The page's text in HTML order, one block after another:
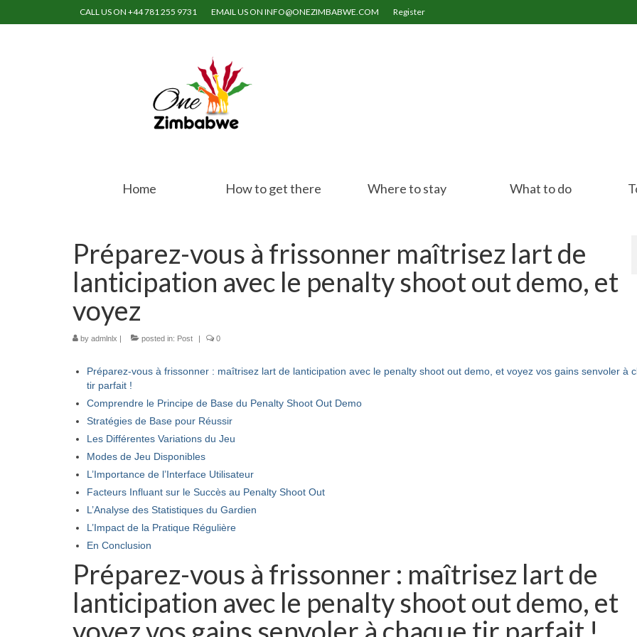
CALL US ON +44 781 255 9731 EMAIL US ON INFO@ONEZIMBABWE.COM Register
Home How to get there Where to stay What to do
Préparez-vous à frissonner maîtrisez lart de
lanticipation avec le penalty shoot out demo, et
voyez
by admlnlx | posted in: Post | 0
Préparez-vous à frissonner : maîtrisez lart de lanticipation avec le penalty shoot out demo, et voyez vos gains senvoler à
tir parfait !
Comprendre le Principe de Base du Penalty Shoot Out Demo
Stratégies de Base pour Réussir
Les Différentes Variations du Jeu
Modes de Jeu Disponibles
L’Importance de l’Interface Utilisateur
Facteurs Influant sur le Succès au Penalty Shoot Out
L’Analyse des Statistiques du Gardien
L’Impact de la Pratique Régulière
En Conclusion
Préparez-vous à frissonner : maîtrisez lart de
lanticipation avec le penalty shoot out demo, et